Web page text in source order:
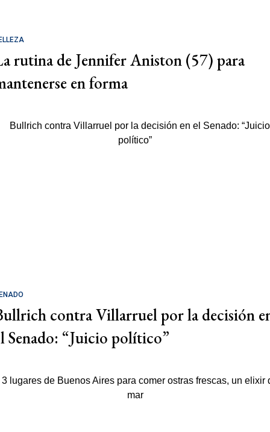
rutina de Jennifer Aniston (57) para
en forma
contra Villarruel por la decisión
Senado: “Juicio político”